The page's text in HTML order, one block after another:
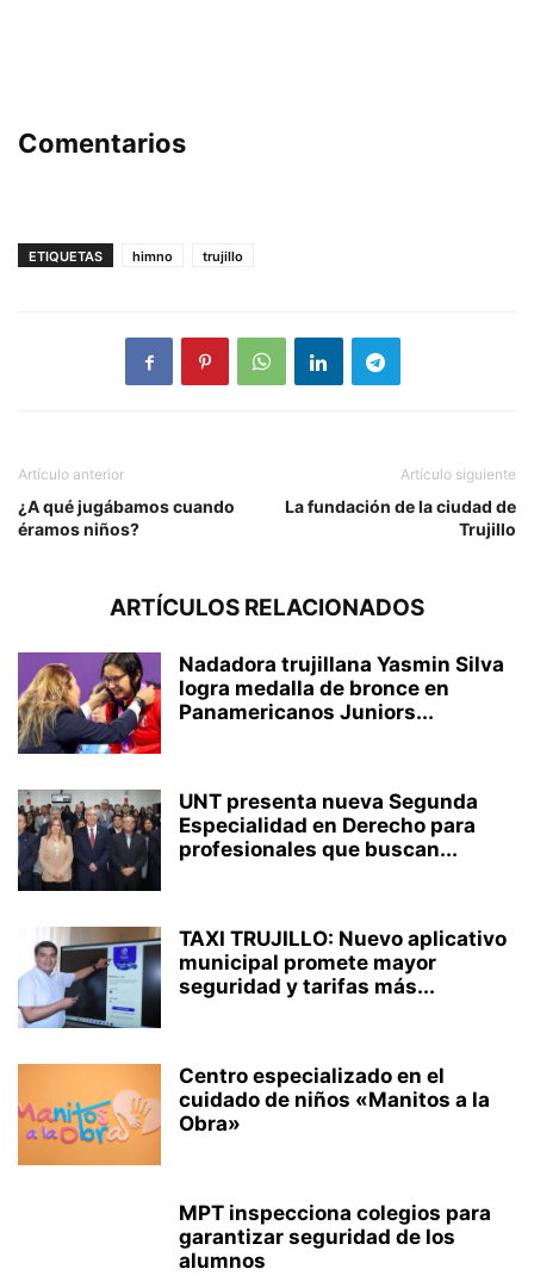
Comentarios
ETIQUETAS himno trujillo
Artículo anterior
¿A qué jugábamos cuando
éramos niños?
Artículo siguiente
La fundación de la ciudad de
Trujillo
ARTÍCULOS RELACIONADOS
Nadadora trujillana Yasmin Silva
logra medalla de bronce en
Panamericanos Juniors...
UNT presenta nueva Segunda
Especialidad en Derecho para
profesionales que buscan...
TAXI TRUJILLO: Nuevo aplicativo
municipal promete mayor
seguridad y tarifas más...
Centro especializado en el
cuidado de niños «Manitos a la
Obra»
MPT inspecciona colegios para
garantizar seguridad de los
alumnos